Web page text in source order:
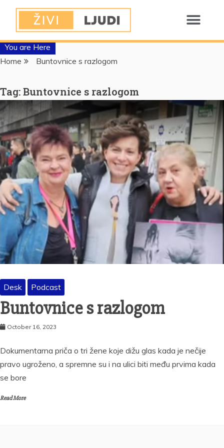
You are Here
Home
Buntovnice s razlogom
Tag:Buntovnice s razlogom
Desk Podcast
Buntovnice s razlogom
October 16, 2023
Dokumentarna priča o tri žene koje dižu glas kada je nečije
pravo ugroženo, a spremne su i na ulici biti među prvima kada
se bore
Read More